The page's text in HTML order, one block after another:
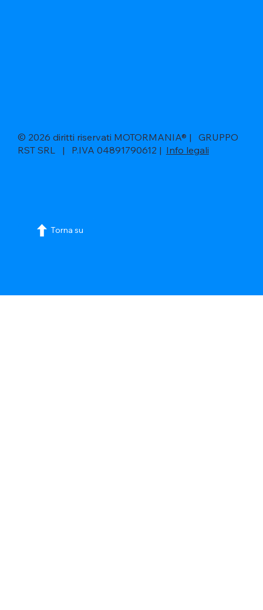
© 2026 diritti riservati MOTORMANIA® | GRUPPO
RST SRL | P.IVA 04891790612 | Info legali
Torna su